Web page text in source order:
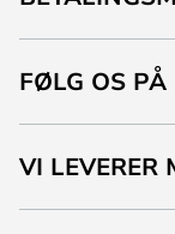
FØLG OS PÅ
VI LEVERER